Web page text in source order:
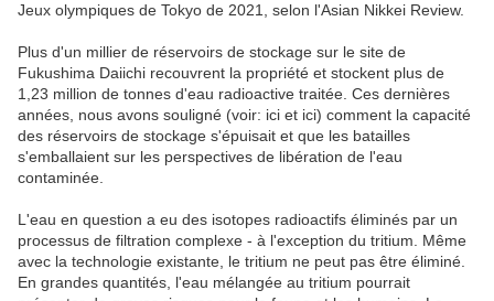
Jeux olympiques de Tokyo de 2021, selon l'Asian Nikkei Review.
Plus d'un millier de réservoirs de stockage sur le site de
Fukushima Daiichi recouvrent la propriété et stockent plus de
1,23 million de tonnes d'eau radioactive traitée. Ces dernières
années, nous avons souligné (voir: ici et ici) comment la capacité
des réservoirs de stockage s'épuisait et que les batailles
s'emballaient sur les perspectives de libération de l'eau
contaminée.
L'eau en question a eu des isotopes radioactifs éliminés par un
processus de filtration complexe - à l'exception du tritium. Même
avec la technologie existante, le tritium ne peut pas être éliminé.
En grandes quantités, l'eau mélangée au tritium pourrait